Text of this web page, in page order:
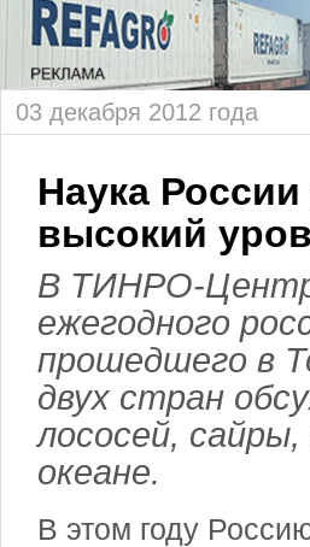
03 декабря 2012 года
Наука
высокий
В ТИНРО-
ежегодного
прошедшего в
двух стран
лососей,
океане.
В этом году